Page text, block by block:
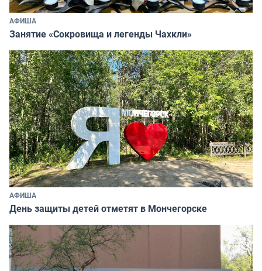
АФИША
Занятие «Сокровища и легенды Чахкли»
АФИША
День защиты детей отметят в Мончегорске